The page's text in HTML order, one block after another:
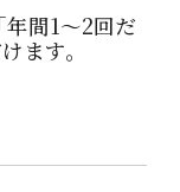
間1〜2回だ
ます。